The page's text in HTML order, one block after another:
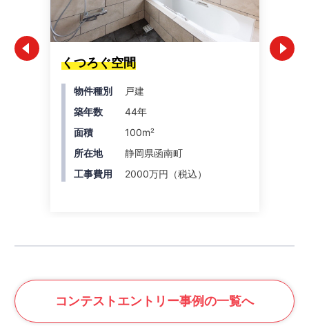
くつろぐ空間
物件種別
戸建
築年数
44年
面積
100m²
所在地
静岡県函南町
工事費用
2000万円（税込）
コンテストエントリー事例の一覧へ